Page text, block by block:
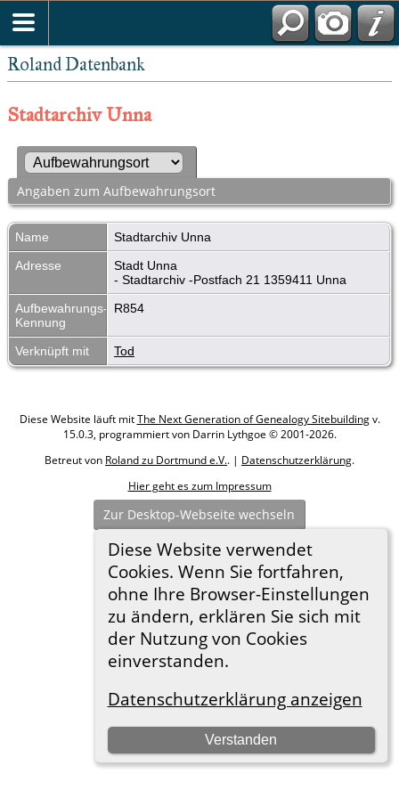
Roland Datenbank
Diese Website verwendet
Cookies. Wenn Sie fortfahren,
ohne Ihre Browser-Einstellungen
zu ändern, erklären Sie sich mit
der Nutzung von Cookies
einverstanden.
Datenschutzerklärung anzeigen
Verstanden
Stadtarchiv Unna
Angaben zum Aufbewahrungsort
Name
Stadtarchiv Unna
Adresse
Stadt Unna
- Stadtarchiv -Postfach 21 1359411 Unna
Aufbewahrungs-
Kennung
R854
Verknüpft mit Tod
Diese Website läuft mitThe Next Generation of Genealogy Sitebuildingv.
15.0.3, programmiert von Darrin Lythgoe © 2001-2026.
Betreut von Roland zu Dortmund e.V.. | Datenschutzerklärung.
Hier geht es zum Impressum
Zur Desktop-Webseite wechseln